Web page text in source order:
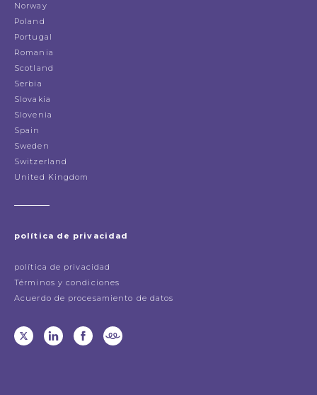
Norway
Poland
Portugal
Romania
Scotland
Serbia
Slovakia
Slovenia
Spain
Sweden
Switzerland
United Kingdom
política de privacidad
política de privacidad
Términos y condiciones
Acuerdo de procesamiento de datos